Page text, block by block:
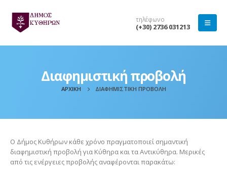
τηλέφωνο
(+30) 2736 031213
Διαφημιστική προβολή
ΑΡΧΙΚΉ ΔΙΑΦΗΜΙΣΤΙΚΉ ΠΡΟΒΟΛΉ
Ο Δήμος Κυθήρων κάθε χρόνο πραγματοποιεί σημαντική
διαφημιστική προβολή για Κύθηρα και τα Αντικύθηρα. Μερικές
από τις ενέργειες προβολής αναφέρονται παρακάτω: